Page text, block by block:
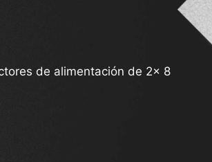
de alimentación de 2x 8
para ventiladores de